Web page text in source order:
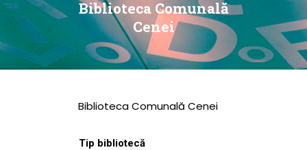
Biblioteca Comunală
Cenei
PERMISUL MEU DE
BIBLIOTECĂ
CATALOAGE ȘI
COLECȚII
CULTURALE
Biblioteca Comunală Cenei
Tip bibliotecă